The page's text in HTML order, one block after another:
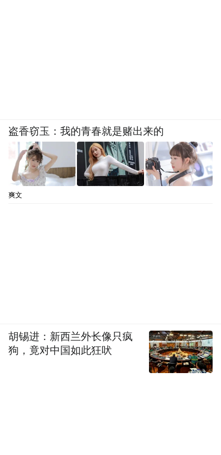
盗香窃玉：我的青春就是赌出来的
爽文
胡锡进：新西兰外长像只疯
狗，竟对中国如此狂吠